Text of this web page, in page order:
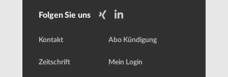
Folgen Sie uns
Kontakt
Zeitschrift
Abo Kündigung
Mein Login